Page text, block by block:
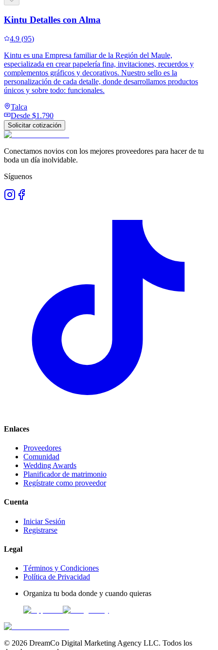
Kintu Detalles con Alma
4.9 (95)
Kintu es una Empresa familiar de la Región del Maule,
especializada en crear papelería fina, invitaciones, recuerdos y
complementos gráficos y decorativos. Nuestro sello es la
personalización de cada detalle, donde desarrollamos productos
únicos y sobre todo: funcionales.
Talca
Desde $1.790
Solicitar cotización
Conectamos novios con los mejores proveedores para hacer de tu
boda un día inolvidable.
Síguenos
Enlaces
Proveedores
Comunidad
Wedding Awards
Planificador de matrimonio
Regístrate como proveedor
Cuenta
Iniciar Sesión
Registrarse
Legal
Términos y Condiciones
Política de Privacidad
Organiza tu boda donde y cuando quieras
© 2026 DreamCo Digital Marketing Agency LLC. Todos los